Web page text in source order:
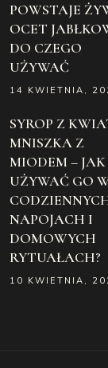
POWSTAJE
OCET
DO CZEGO
UŻYWAĆ
14 KWIETNIA,
SYROP Z
MNISZKA Z
MIODEM – JAK
UŻYWAĆ GO
NAPOJACH I
DOMOWYCH
RYTUAŁACH?
10 KWIETNIA,